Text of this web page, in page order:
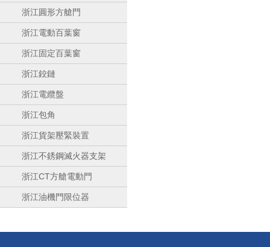
浙江圓形方艙門
浙江電動百葉窗
浙江固定百葉窗
浙江鉸鏈
浙江電纜盤
浙江包角
浙江貨架壓緊裝置
浙江不銹鋼滅火器支架
浙江CT方艙電動門
浙江油機門限位器